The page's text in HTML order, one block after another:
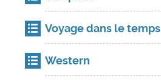
Voyage dans le temps
Western